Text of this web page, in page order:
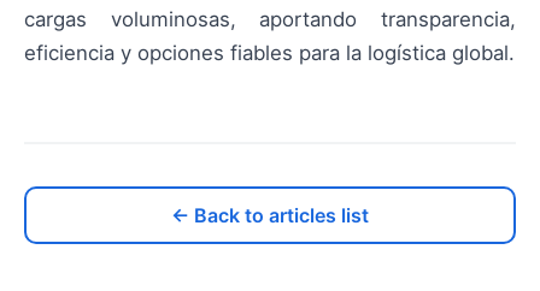
cargas voluminosas, aportando transparencia,
eficiencia y opciones fiables para la logística global.
← Back to articles list